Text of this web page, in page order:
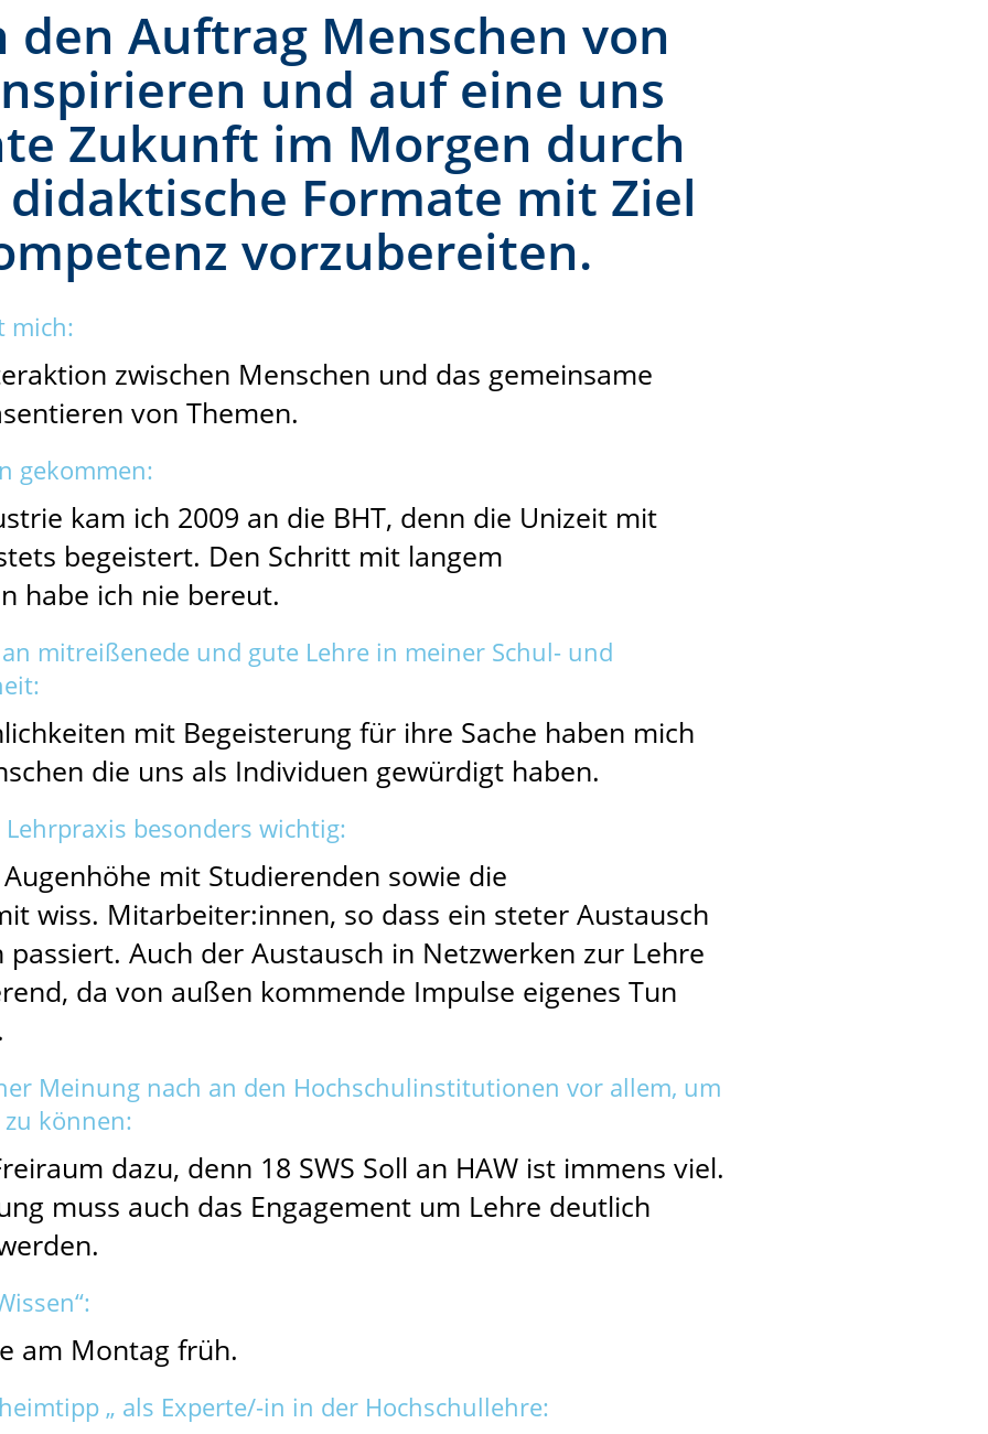
den Auftrag Menschen von
und auf eine uns
Zukunft im Morgen durch
Formate mit Ziel
vorzubereiten.
mich:
zwischen Menschen und das gemeinsame
von Themen.
gekommen:
kam ich 2009 an die BHT, denn die Unizeit mit
begeistert. Den Schritt mit langem
habe ich nie bereut.
mitreißenede und gute Lehre in meiner Schul- und
mit Begeisterung für ihre Sache haben mich
die uns als Individuen gewürdigt haben.
besonders wichtig:
mit Studierenden sowie die
wiss. Mitarbeiter:innen, so dass ein steter Austausch
Auch der Austausch in Netzwerken zur Lehre
da von außen kommende Impulse eigenes Tun
Meinung nach an den Hochschulinstitutionen vor allem, um
zu können:
dazu, denn 18 SWS Soll an HAW ist immens viel.
muss auch das Engagement um Lehre deutlich
am Montag früh.
„ als Experte/-in in der Hochschullehre: